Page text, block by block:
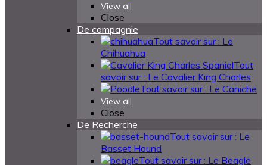
View all
Close
De compagnie
Tout savoir sur : Le
Chihuahua
Tout
savoir sur : Le Cavalier King Charles
Tout savoir sur : Le Caniche
View all
Close
De Recherche
Tout savoir sur : Le
Basset Hound
Tout savoir sur : Le Beagle